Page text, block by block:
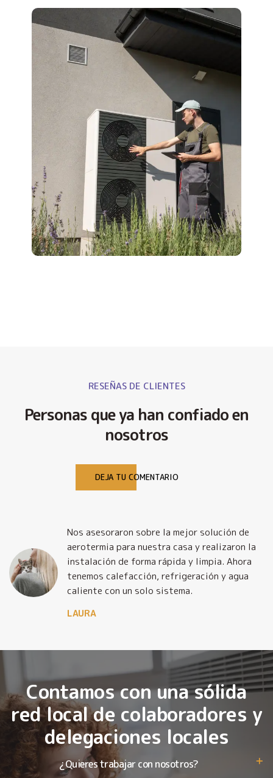
RESEÑAS DE CLIENTES
Personas que ya han confiado en
nosotros
DEJA TU COMENTARIO
Nos asesoraron sobre la mejor solución de
aerotermia para nuestra casa y realizaron la
instalación de forma rápida y limpia. Ahora
tenemos calefacción, refrigeración y agua
caliente con un solo sistema.
LAURA
Contamos con una sólida
red local de colaboradores y
delegaciones locales
¿Quieres trabajar con nosotros?